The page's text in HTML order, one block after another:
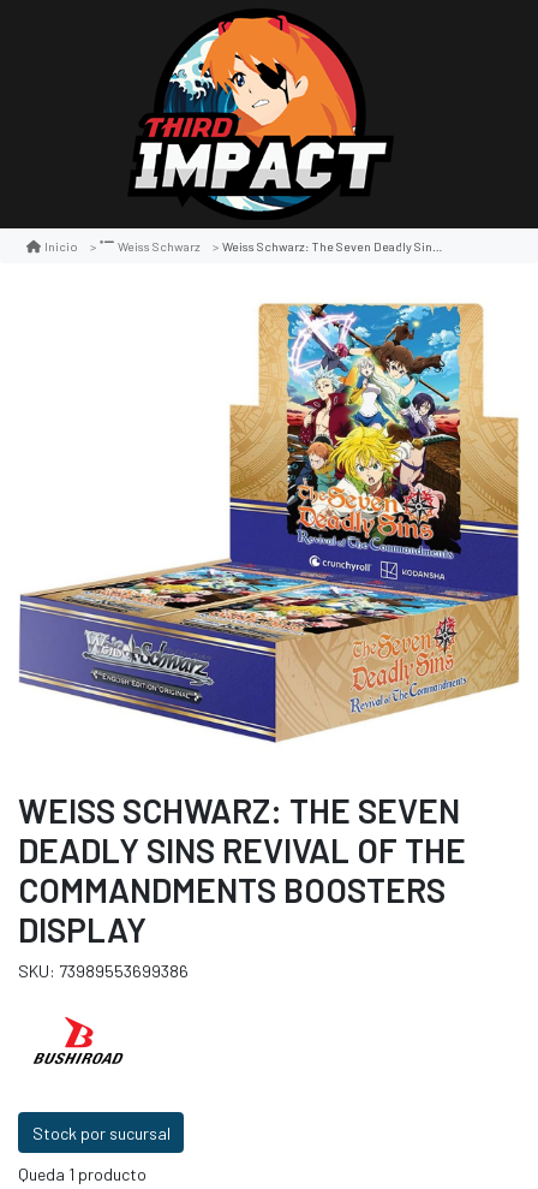
Inicio Weiss Schwarz Weiss Schwarz: The Seven Deadly Sins Revival Of The Commandments Boosters Display
WEISS SCHWARZ: THE SEVEN
DEADLY SINS REVIVAL OF THE
COMMANDMENTS BOOSTERS
DISPLAY
SKU: 73989553699386
Stock por sucursal
Queda 1 producto